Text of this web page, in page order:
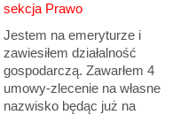
sekcja Prawo
Jestem na emeryturze i
zawiesiłem działalność
gospodarczą. Zawarłem 4
umowy-zlecenie na własne
nazwisko będąc już na